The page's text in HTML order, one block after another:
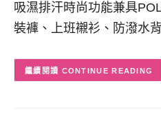
吸濕排汗時尚功能兼具
裝褲、上班襯衫、防潑水
CONTINUE READING